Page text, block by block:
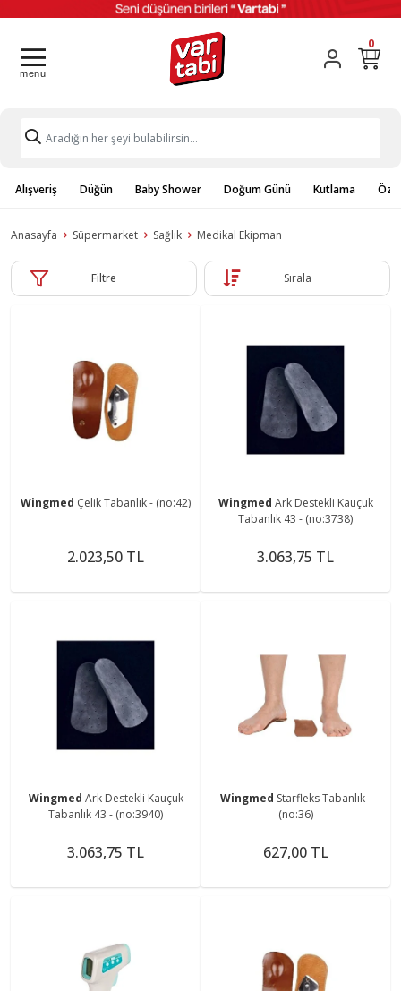
0
Alışveriş Düğün Baby Shower Doğum Günü Kutlama
Anasayfa Süpermarket Sağlık Medikal Ekipman
Filtre Sırala
Wingmed Çelik Tabanlık - (no:42)
2.023,50 TL
Wingmed Ark Destekli Kauçuk
Tabanlık 43 - (no:3738)
3.063,75 TL
Wingmed Ark Destekli Kauçuk
Tabanlık 43 - (no:3940)
3.063,75 TL
Wingmed Starfleks Tabanlık -
(no:36)
627,00 TL